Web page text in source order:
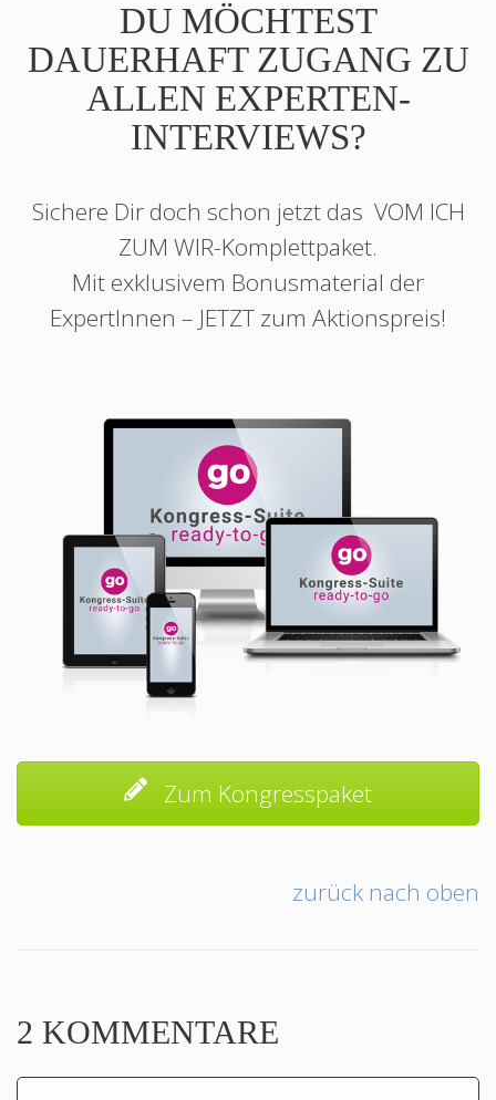
DU MÖCHTEST
DAUERHAFT ZUGANG ZU
ALLEN EXPERTEN-
INTERVIEWS?
Sichere Dir doch schon jetzt das VOM ICH
ZUM WIR-Komplettpaket.
Mit exklusivem Bonusmaterial der
ExpertInnen – JETZT zum Aktionspreis!
Zum Kongresspaket
zurück nach oben
2 KOMMENTARE